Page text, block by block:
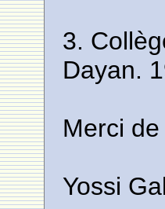
3.
Dayan.
Merci
Yossi